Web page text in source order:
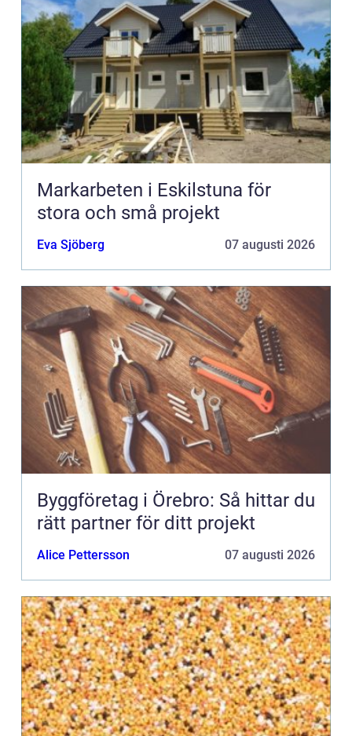
Markarbeten i Eskilstuna för
stora och små projekt
Eva Sjöberg 07 augusti 2026
Byggföretag i Örebro: Så hittar du
rätt partner för ditt projekt
Alice Pettersson 07 augusti 2026